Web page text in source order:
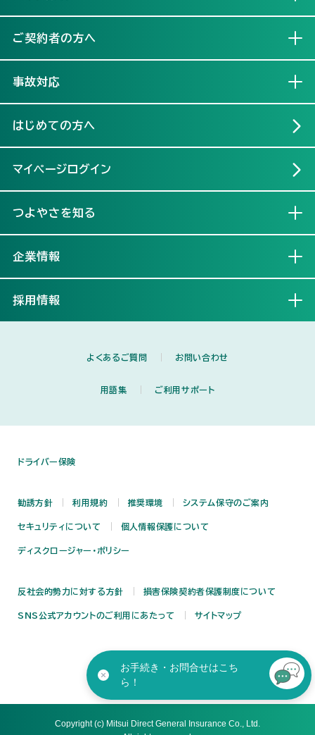
ご契約者の方へ
事故対応
はじめての方へ
マイページログイン
つよやさを知る
企業情報
採用情報
よくあるご質問 お問い合わせ
用語集 ご利用サポート
ドライバー保険
勧誘方針 利用規約 推奨環境 システム保守のご案内
セキュリティについて 個人情報保護について
ディスクロージャー・ポリシー
反社会的勢力に対する方針 損害保険契約者保護制度について
SNS公式アカウントのご利用にあたって サイトマップ
Copyright (c) Mitsui Direct General Insurance Co., Ltd.
お手続き・お問合せはこち
ら！